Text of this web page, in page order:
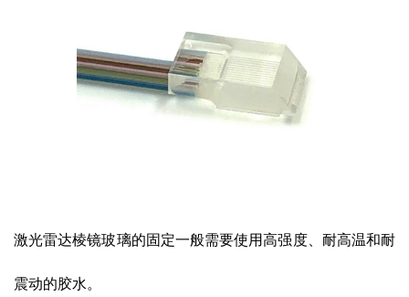
激光雷达棱镜玻璃的固定一般需要使用高强度、耐高温和耐
震动的胶水。